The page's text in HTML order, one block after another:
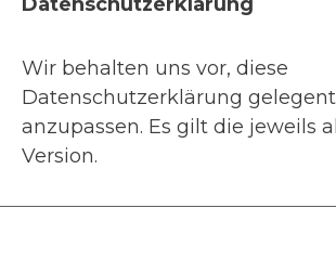
Wir behalten uns vor, diese
Datenschutzerklärung
anzupassen. Es gilt die jeweils
Version.